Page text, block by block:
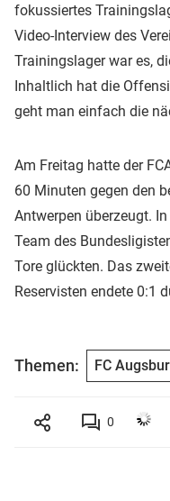
fokussiertes
Video-Interview des
Trainingslager war es,
Inhaltlich hat die
geht man einfach die
Am Freitag hatte der
60 Minuten gegen den
Antwerpen überzeugt.
Team des
Tore glückten. Das
Reservisten endete 0:1
Themen: FC
0